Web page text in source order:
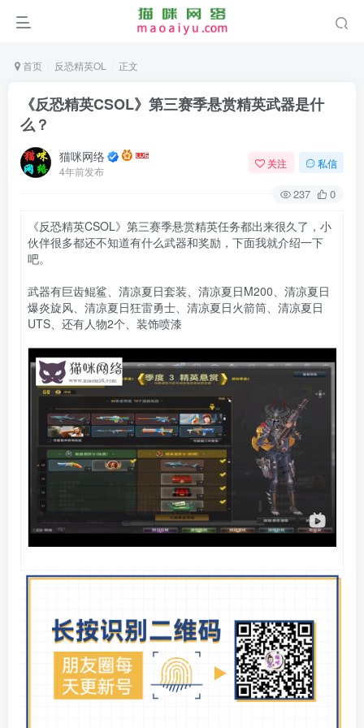
首页 反恐精英OL 正文
《反恐精英CSOL》第三赛季悬赏精英武器是什
么？
猫咪网络
4年前发布
关注 私信
237 0
《反恐精英CSOL》第三赛季悬赏精英任务都出来很久了，小
伙伴很多都还不知道有什么武器和奖励，下面我就介绍一下
吧。
武器有巨齿鲲鲨、清凉夏日套装、清凉夏日M200、清凉夏日
爆炎旋风、清凉夏日狂雷勇士、清凉夏日火箭筒、清凉夏日
UTS、还有人物2个、装饰喷漆